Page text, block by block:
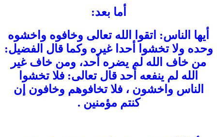
أما بعد:
أيها الناس: اتقوا الله تعالى وخافوه واخشوه
وحده ولا تخشوا أحدا غيره وكما قال الفضيل:
من خاف الله لم يضره أحد، ومن خاف غير
الله لم ينفعه أحد قال تعالى: فلا تخشوا
الناس واخشون ، فلا تخافوهم وخافون إن
كنتم مؤمنين .